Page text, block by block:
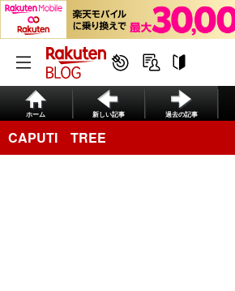
ホーム 新しい記事 過去の記事
CAPUTI TREE